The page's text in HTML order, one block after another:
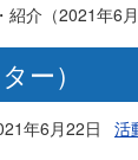
紹介（2021年6
ー）
年6月22日 活